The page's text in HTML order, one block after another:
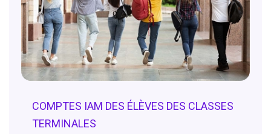
COMPTES IAM DES ÉLÈVES DES CLASSES
TERMINALES